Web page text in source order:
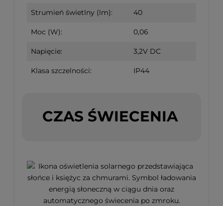
Strumień świetlny (lm): 40
Moc (W): 0,06
Napięcie: 3,2V DC
Klasa szczelności: IP44
CZAS ŚWIECENIA